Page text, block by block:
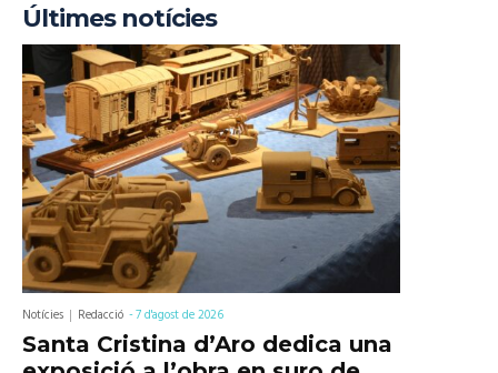
Últimes notícies
Notícies Redacció -7 d'agost de 2026
Santa Cristina d’Aro dedica una